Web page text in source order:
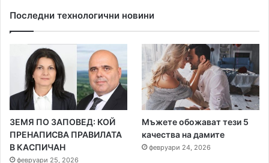
Последни технологични новини
ЗЕМЯ ПО ЗАПОВЕД: КОЙ
ПРЕНАПИСВА ПРАВИЛАТА
В КАСПИЧАН
февруари 25, 2026
Мъжете обожават тези 5
качества на дамите
февруари 24, 2026